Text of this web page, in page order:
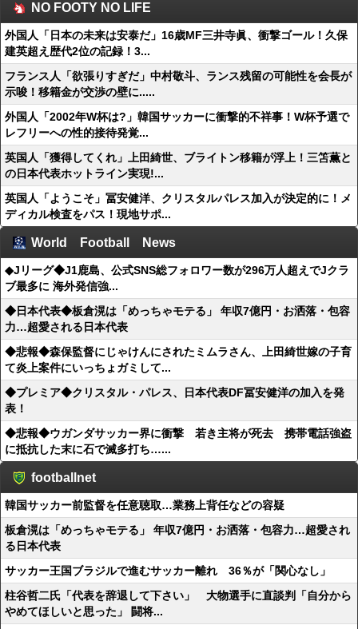
NO FOOTY NO LIFE
外国人「日本の未来は安泰だ」16歳MF三井寺眞、衝撃ゴール！久保
建英超え歴代2位の記録！3...
フランス人「欲張りすぎだ」中村敬斗、ランス残留の可能性を会長が
示唆！移籍金が交渉の壁に.....
外国人「2002年W杯は?」韓国サッカーに衝撃的不祥事！W杯予選で
レフリーへの性的接待発覚...
英国人「獲得してくれ」上田綺世、ブライトン移籍が浮上！三笘薫と
の日本代表ホットライン実現!...
英国人「ようこそ」冨安健洋、クリスタルパレス加入が決定的に！メ
ディカル検査をパス！現地サポ...
World Football News
◆Jリーグ◆J1鹿島、公式SNS総フォロワー数が296万人超えでJクラ
ブ最多に 海外発信強...
◆日本代表◆板倉滉は「めっちゃモテる」 年収7億円・お洒落・包容
力…超愛される日本代表
◆悲報◆森保監督にじゃけんにされたミムラさん、上田綺世嫁の子育
て炎上案件にいっちょガミして...
◆プレミア◆クリスタル・パレス、日本代表DF冨安健洋の加入を発
表！
◆悲報◆ウガンダサッカー界に衝撃 若き主将が死去 携帯電話強盗
に抵抗した末に石で滅多打ち…...
footballnet
韓国サッカー前監督を任意聴取…業務上背任などの容疑
板倉滉は「めっちゃモテる」 年収7億円・お洒落・包容力…超愛され
る日本代表
サッカー王国ブラジルで進むサッカー離れ 36％が「関心なし」
柱谷哲二氏「代表を辞退して下さい」 大物選手に直談判「自分から
やめてほしいと思った」 闘将...